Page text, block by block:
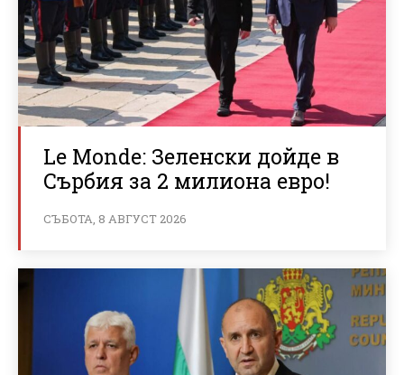
Le Monde: Зеленски дойде в
Сърбия за 2 милиона евро!
СЪБОТА, 8 АВГУСТ 2026